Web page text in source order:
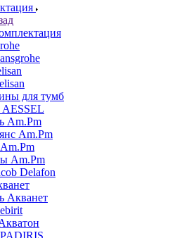
для тумб
AESSEL
Am.Pm
Am.Pm
Am.Pm
Delafon
Акванет